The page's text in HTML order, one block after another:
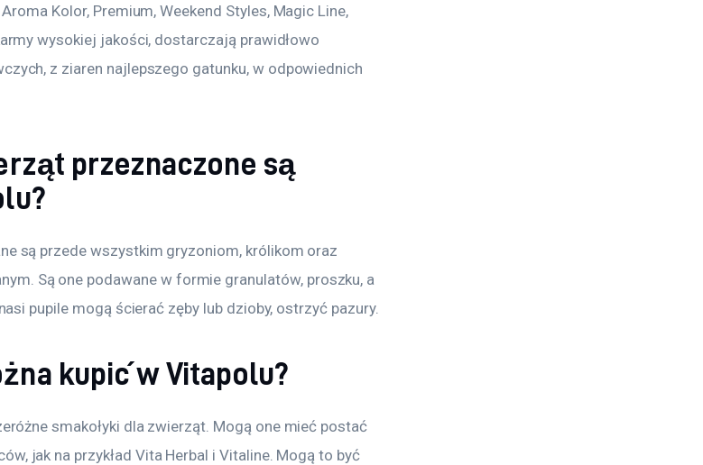
Kolor, Premium, Weekend Styles, Magic Line,
wysokiej jakości, dostarczają prawidłowo
z ziaren najlepszego gatunku, w odpowiednich
przeznaczone są
są przede wszystkim gryzoniom, królikom oraz
Są one podawane w formie granulatów, proszku, a
pupile mogą ścierać zęby lub dzioby, ostrzyć pazury.
kupić w Vitapolu?
smakołyki dla zwierząt. Mogą one mieć postać
jak na przykład Vita Herbal i Vitaline. Mogą to być